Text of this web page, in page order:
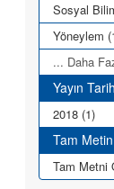
Sosyal
Yöneylem
... Daha
Yayın
2018 (1)
Tam
Tam Metni